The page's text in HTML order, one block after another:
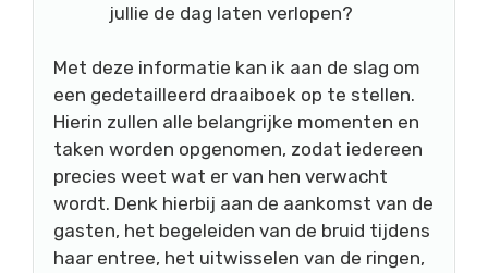
jullie de dag laten verlopen?
Met deze informatie kan ik aan de slag om
een gedetailleerd draaiboek op te stellen.
Hierin zullen alle belangrijke momenten en
taken worden opgenomen, zodat iedereen
precies weet wat er van hen verwacht
wordt. Denk hierbij aan de aankomst van de
gasten, het begeleiden van de bruid tijdens
haar entree, het uitwisselen van de ringen,